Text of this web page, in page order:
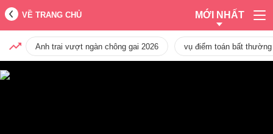
VỀ TRANG CHỦ MỚI NHẤT
Anh trai vượt ngàn chông gai 2026 vụ điểm toán bất